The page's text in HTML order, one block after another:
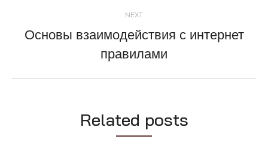
NEXT
post:
Основы взаимодействия с интернет
правилами
Related posts